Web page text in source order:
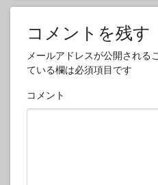
コメントを残す
メールアドレスが公開される
ている欄は必須項目です
コメント